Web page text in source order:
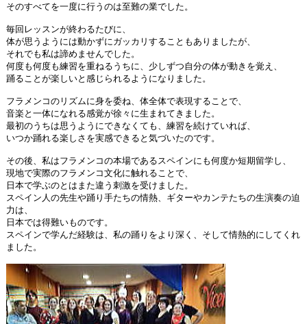
そのすべてを一度に行うのは至難の業でした。
毎回レッスンが終わるたびに、
体が思うようには動かずにガッカリすることもありましたが、
それでも私は諦めませんでした。
何度も何度も練習を重ねるうちに、少しずつ自分の体が動きを覚え、
踊ることが楽しいと感じられるようになりました。
フラメンコのリズムに身を委ね、体全体で表現することで、
音楽と一体になれる感覚が徐々に生まれてきました。
最初のうちは思うようにできなくても、練習を続けていれば、
いつか踊れる楽しさを実感できると気づいたのです。
その後、私はフラメンコの本場であるスペインにも何度か短期留学し、
現地で実際のフラメンコ文化に触れることで、
日本で学ぶのとはまた違う刺激を受けました。
スペイン人の先生や踊り手たちの情熱、ギターやカンテたちの生演奏の迫
力は、
日本では得難いものです。
スペインで学んだ経験は、私の踊りをより深く、そして情熱的にしてくれ
ました。